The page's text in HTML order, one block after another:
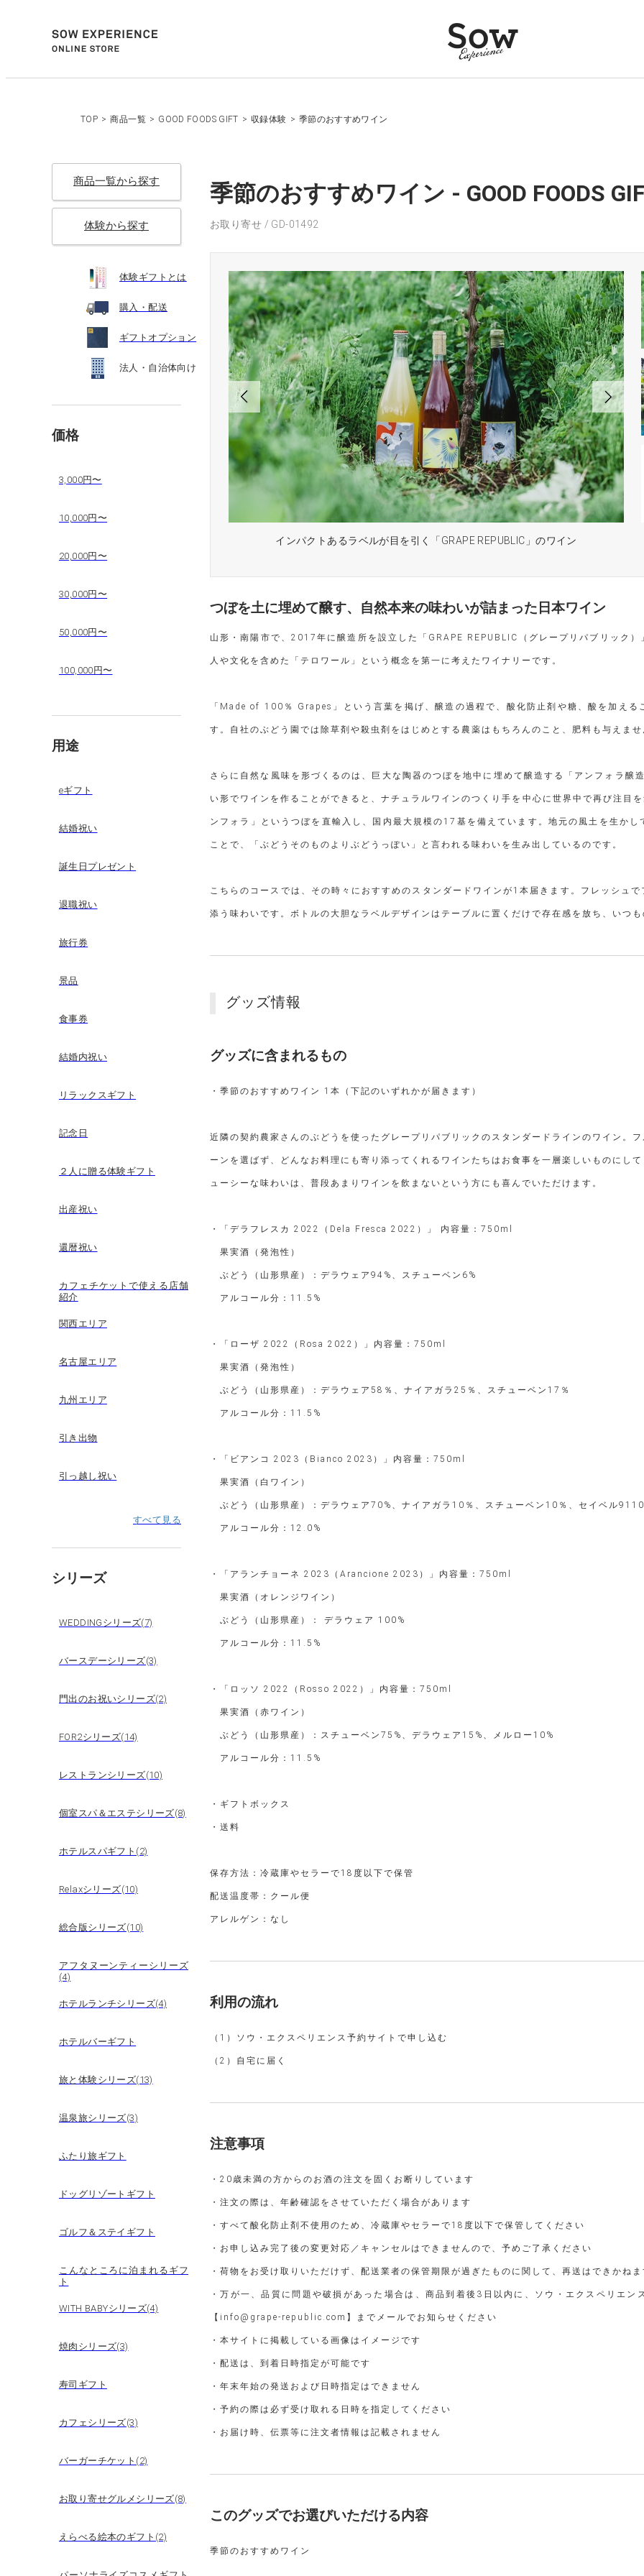
TOP > 商品一覧 > GOOD FOODS GIFT > 収録体験 > 季節のおすすめワイン
商品一覧から探す
体験から探す
体験ギフトとは
購入・配送
ギフトオプション
法人・自治体向け
価格
3,000円〜
10,000円〜
20,000円〜
30,000円〜
50,000円〜
100,000円〜
用途
eギフト
結婚祝い
誕生日プレゼント
退職祝い
旅行券
景品
食事券
結婚内祝い
リラックスギフト
記念日
２人に贈る体験ギフト
出産祝い
還暦祝い
カフェチケットで使える店舗
紹介
関西エリア
名古屋エリア
九州エリア
引き出物
引っ越し祝い
すべて見る
シリーズ
WEDDINGシリーズ(7)
バースデーシリーズ(3)
門出のお祝いシリーズ(2)
FOR2シリーズ(14)
レストランシリーズ(10)
個室スパ＆エステシリーズ(8)
ホテルスパギフト(2)
Relaxシリーズ(10)
総合版シリーズ(10)
アフタヌーンティーシリーズ
(4)
ホテルランチシリーズ(4)
ホテルバーギフト
旅と体験シリーズ(13)
温泉旅シリーズ(3)
ふたり旅ギフト
ドッグリゾートギフト
ゴルフ＆ステイギフト
こんなところに泊まれるギフ
ト
WITH BABYシリーズ(4)
焼肉シリーズ(3)
寿司ギフト
カフェシリーズ(3)
バーガーチケット(2)
お取り寄せグルメシリーズ(8)
えらべる絵本のギフト(2)
季節のおすすめワイン - GOOD FOODS
お取り寄せ / GD-01492
インパクトあるラベルが目を引く「GRAPE REPUBLIC」のワイン
つぼを土に埋めて醸す、自然本来の味わいが詰まった日本ワイン
山形・南陽市で、2017年に醸造所を設立した「GRAPE REPUBLIC（グレープリパブリック
人や文化を含めた「テロワール」という概念を第一に考えたワイナリーです。
「Made of 100％ Grapes」という言葉を掲げ、醸造の過程で、酸化防止剤や糖、酸を加え
す。自社のぶどう園では除草剤や殺虫剤をはじめとする農薬はもちろんのこと、肥料も与えま
さらに自然な風味を形づくるのは、巨大な陶器のつぼを地中に埋めて醸造する「アンフォラ
い形でワインを作ることができると、ナチュラルワインのつくり手を中心に世界中で再び注目
ンフォラ」というつぼを直輸入し、国内最大規模の17基を備えています。地元の風土を生か
ことで、「ぶどうそのものよりぶどうっぽい」と言われる味わいを生み出しているのです。
こちらのコースでは、その時々におすすめのスタンダードワインが1本届きます。フレッシュ
添う味わいです。ボトルの大胆なラベルデザインはテーブルに置くだけで存在感を放ち、いつ
グッズ情報
グッズに含まれるもの
・季節のおすすめワイン 1本（下記のいずれかが届きます）
近隣の契約農家さんのぶどうを使ったグレープリパブリックのスタンダードラインのワイン。
ーンを選ばず、どんなお料理にも寄り添ってくれるワインたちはお食事を一層楽しいものにし
ューシーな味わいは、普段あまりワインを飲まないという方にも喜んでいただけます。
・「デラフレスカ 2022（Dela Fresca 2022）」 内容量：750ml
果実酒（発泡性）
ぶどう（山形県産）：デラウェア94%、スチューベン6%
アルコール分：11.5%
・「ローザ 2022（Rosa 2022）」内容量：750ml
果実酒（発泡性）
ぶどう（山形県産）：デラウェア58％、ナイアガラ25％、スチューベン17％
アルコール分：11.5%
・「ビアンコ 2023（Bianco 2023）」内容量：750ml
果実酒（白ワイン）
ぶどう（山形県産）：デラウェア70%、ナイアガラ10％、スチューベン10％、セイベル
アルコール分：12.0%
・「アランチョーネ 2023（Arancione 2023）」内容量：750ml
果実酒（オレンジワイン）
ぶどう（山形県産）： デラウェア 100%
アルコール分：11.5%
・「ロッソ 2022（Rosso 2022）」内容量：750ml
果実酒（赤ワイン）
ぶどう（山形県産）：スチューベン75%、デラウェア15%、メルロー10%
アルコール分：11.5%
・ギフトボックス
・送料
保存方法：冷蔵庫やセラーで18度以下で保管
配送温度帯：クール便
アレルゲン：なし
利用の流れ
（1）ソウ・エクスペリエンス予約サイトで申し込む
（2）自宅に届く
注意事項
・20歳未満の方からのお酒の注文を固くお断りしています
・注文の際は、年齢確認をさせていただく場合があります
・すべて酸化防止剤不使用のため、冷蔵庫やセラーで18度以下で保管してください
・お申し込み完了後の変更対応／キャンセルはできませんので、予めご了承ください
・荷物をお受け取りいただけず、配送業者の保管期限が過ぎたものに関して、再送はできかね
・万が一、品質に問題や破損があった場合は、商品到着後3日以内に、ソウ・エクスペリエ
【info@grape-republic.com】までメールでお知らせください
・本サイトに掲載している画像はイメージです
・配送は、到着日時指定が可能です
・年末年始の発送および日時指定はできません
・予約の際は必ず受け取れる日時を指定してください
・お届け時、伝票等に注文者情報は記載されません
このグッズでお選びいただける内容
季節のおすすめワイン